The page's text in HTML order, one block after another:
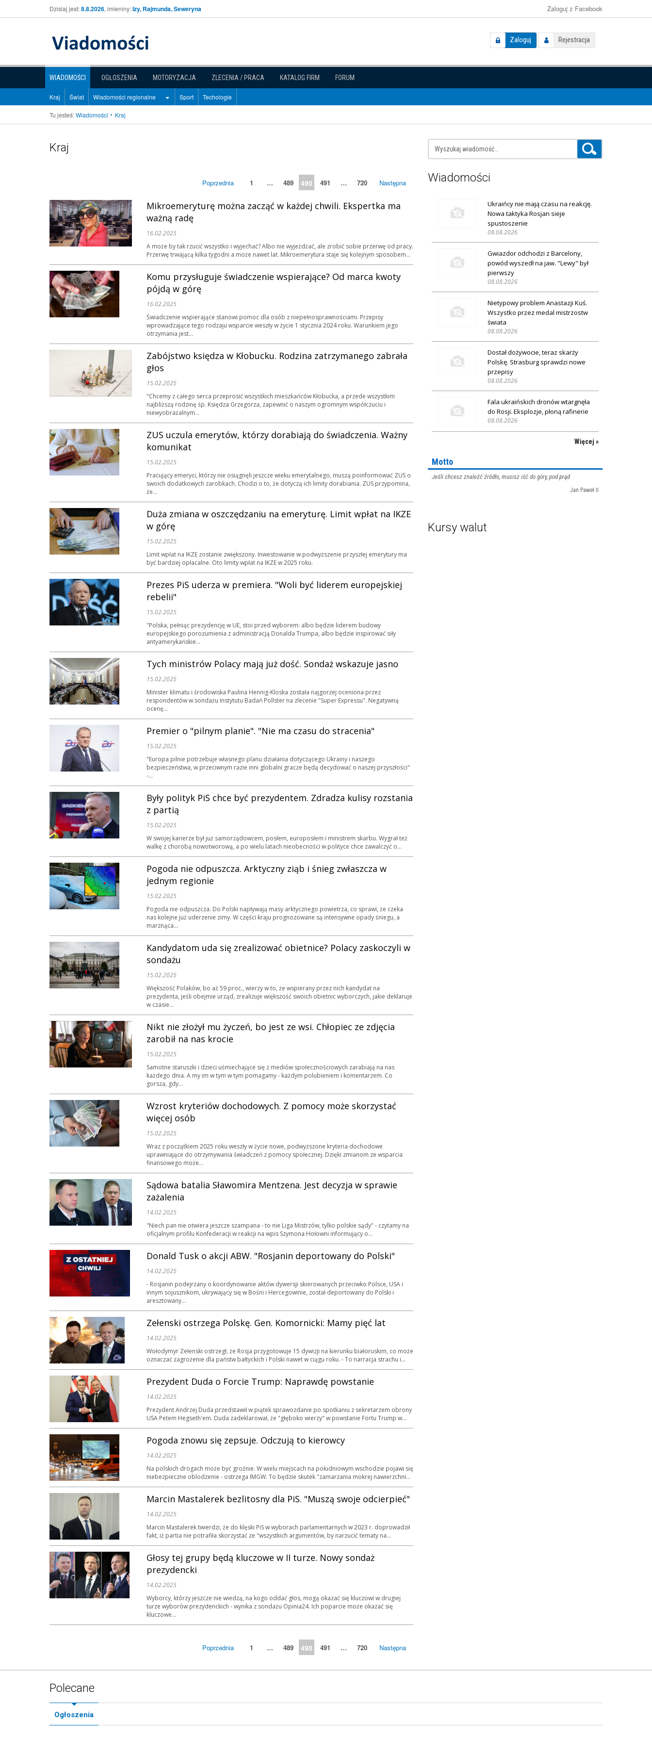
Dzisiaj jest:8.8.2026, imieniny:Izy, Rajmunda, Seweryna Zaloguj z Facebook
Zaloguj Rejestracja
WIADOMOŚCI OGŁOSZENIA MOTORYZACJA ZLECENIA / PRACA KATALOG FIRM FORUM
Kraj Świat Wiadomości regionalne Sport Techologie
Tu jesteś:Wiadomości Kraj
Kraj
Poprzednia 1 … 489 490 491 … 720 Następna
Mikroemeryturę można zacząć w każdej chwili. Ekspertka ma
ważną radę
16.02.2025
A może by tak rzucić wszystko i wyjechać? Albo nie wyjeżdżać, ale zrobić sobie przerwę od pracy.
Przerwę trwającą kilka tygodni a może nawet lat. Mikroemerytura staje się kolejnym sposobem...
Komu przysługuje świadczenie wspierające? Od marca kwoty
pójdą w górę
16.02.2025
Świadczenie wspierające stanowi pomoc dla osób z niepełnosprawnościami. Przepisy
wprowadzające tego rodzaju wsparcie weszły w życie 1 stycznia 2024 roku. Warunkiem jego
otrzymania jest...
Zabójstwo księdza w Kłobucku. Rodzina zatrzymanego zabrała
głos
15.02.2025
"Chcemy z całego serca przeprosić wszystkich mieszkańców Kłobucka, a przede wszystkim
najbliższą rodzinę śp. Księdza Grzegorza, zapewnić o naszym ogromnym współczuciu i
niewyobrażalnym...
ZUS uczula emerytów, którzy dorabiają do świadczenia. Ważny
komunikat
15.02.2025
Pracujący emeryci, którzy nie osiągnęli jeszcze wieku emerytalnego, muszą poinformować ZUS o
swoich dodatkowych zarobkach. Chodzi o to, że dotyczą ich limity dorabiania. ZUS przypomina,
że...
Duża zmiana w oszczędzaniu na emeryturę. Limit wpłat na IKZE
w górę
15.02.2025
Limit wpłat na IKZE zostanie zwiększony. Inwestowanie w podwyższenie przyszłej emerytury ma
być bardziej opłacalne. Oto limity wpłat na IKZE w 2025 roku.
Prezes PiS uderza w premiera. "Woli być liderem europejskiej
rebelii"
15.02.2025
"Polska, pełniąc prezydencję w UE, stoi przed wyborem: albo będzie liderem budowy
europejskiego porozumienia z administracją Donalda Trumpa, albo będzie inspirować siły
antyamerykańskie...
Tych ministrów Polacy mają już dość. Sondaż wskazuje jasno
15.02.2025
Minister klimatu i środowiska Paulina Hennig-Kloska została najgorzej oceniona przez
respondentów w sondażu Instytutu Badań Pollster na zlecenie "Super Expressu". Negatywną
ocenę...
Premier o "pilnym planie". "Nie ma czasu do stracenia"
15.02.2025
"Europa pilnie potrzebuje własnego planu działania dotyczącego Ukrainy i naszego
bezpieczeństwa, w przeciwnym razie inni globalni gracze będą decydować o naszej przyszłości"
-...
Były polityk PiS chce być prezydentem. Zdradza kulisy rozstania
z partią
15.02.2025
W swojej karierze był już samorządowcem, posłem, europosłem i ministrem skarbu. Wygrał też
walkę z chorobą nowotworową, a po wielu latach nieobecności w polityce chce zawalczyć o...
Pogoda nie odpuszcza. Arktyczny ziąb i śnieg zwłaszcza w
jednym regionie
15.02.2025
Pogoda nie odpuszcza. Do Polski napływają masy arktycznego powietrza, co sprawi, że czeka
nas kolejne już uderzenie zimy. W części kraju prognozowane są intensywne opady śniegu, a
marznąca...
Kandydatom uda się zrealizować obietnice? Polacy zaskoczyli w
sondażu
15.02.2025
Większość Polaków, bo aż 59 proc., wierzy w to, że wspierany przez nich kandydat na
prezydenta, jeśli obejmie urząd, zrealizuje większość swoich obietnic wyborczych, jakie deklaruje
w czasie...
Nikt nie złożył mu życzeń, bo jest ze wsi. Chłopiec ze zdjęcia
zarobił na nas krocie
15.02.2025
Samotne staruszki i dzieci uśmiechające się z mediów społecznościowych zarabiają na nas
każdego dnia. A my im w tym w tym pomagamy - każdym polubieniem i komentarzem. Co
gorsza, gdy...
Wzrost kryteriów dochodowych. Z pomocy może skorzystać
więcej osób
15.02.2025
Wraz z początkiem 2025 roku weszły w życie nowe, podwyższone kryteria dochodowe
uprawniające do otrzymywania świadczeń z pomocy społecznej. Dzięki zmianom ze wsparcia
finansowego może...
Sądowa batalia Sławomira Mentzena. Jest decyzja w sprawie
zażalenia
14.02.2025
"Niech pan nie otwiera jeszcze szampana - to nie Liga Mistrzów, tylko polskie sądy" - czytamy na
oficjalnym profilu Konfederacji w reakcji na wpis Szymona Hołowni informujący o...
Donald Tusk o akcji ABW. "Rosjanin deportowany do Polski"
14.02.2025
- Rosjanin podejrzany o koordynowanie aktów dywersji skierowanych przeciwko Polsce, USA i
innym sojusznikom, ukrywający się w Bośni i Hercegowinie, został deportowany do Polski i
aresztowany...
Zełenski ostrzega Polskę. Gen. Komornicki: Mamy pięć lat
14.02.2025
Wołodymyr Zełenski ostrzegł, że Rosja przygotowuje 15 dywizji na kierunku białoruskim, co może
oznaczać zagrożenie dla państw bałtyckich i Polski nawet w ciągu roku. - To narracja strachu i...
Prezydent Duda o Forcie Trump: Naprawdę powstanie
14.02.2025
Prezydent Andrzej Duda przedstawił w piątek sprawozdanie po spotkaniu z sekretarzem obrony
USA Petem Hegseth'em. Duda zadeklarował, że "głęboko wierzy" w powstanie Fortu Trump w...
Pogoda znowu się zepsuje. Odczują to kierowcy
14.02.2025
Na polskich drogach może być groźnie. W wielu miejscach na południowym wschodzie pojawi się
niebezpieczne oblodzenie - ostrzega IMGW. To będzie skutek "zamarzania mokrej nawierzchni...
Marcin Mastalerek bezlitosny dla PiS. "Muszą swoje odcierpieć"
14.02.2025
Marcin Mastalerek twierdzi, że do klęski PiS w wyborach parlamentarnych w 2023 r. doprowadził
fakt, iż partia nie potrafiła skorzystać ze "wszystkich argumentów, by narzucić tematy na...
Głosy tej grupy będą kluczowe w II turze. Nowy sondaż
prezydencki
14.02.2025
Wyborcy, którzy jeszcze nie wiedzą, na kogo oddać głos, mogą okazać się kluczowi w drugiej
turze wyborów prezydenckich - wynika z sondażu Opinia24. Ich poparcie może okazać się
kluczowe...
Poprzednia 1 … 489 490 491 … 720 Następna
Wiadomości
Ukraińcy nie mają czasu na reakcję.
Nowa taktyka Rosjan sieje
spustoszenie
08.08.2026
Gwiazdor odchodzi z Barcelony,
powód wyszedł na jaw. "Lewy" był
pierwszy
08.08.2026
Nietypowy problem Anastazji Kuś.
Wszystko przez medal mistrzostw
świata
08.08.2026
Dostał dożywocie, teraz skarży
Polskę. Strasburg sprawdzi nowe
przepisy
08.08.2026
Fala ukraińskich dronów wtargnęła
do Rosji. Eksplozje, płoną rafinerie
08.08.2026
Więcej »
Motto
Jeśli chcesz znaleźć źródło, musisz iść do góry, pod prąd
Jan Paweł II
Kursy walut
Polecane
Ogłoszenia